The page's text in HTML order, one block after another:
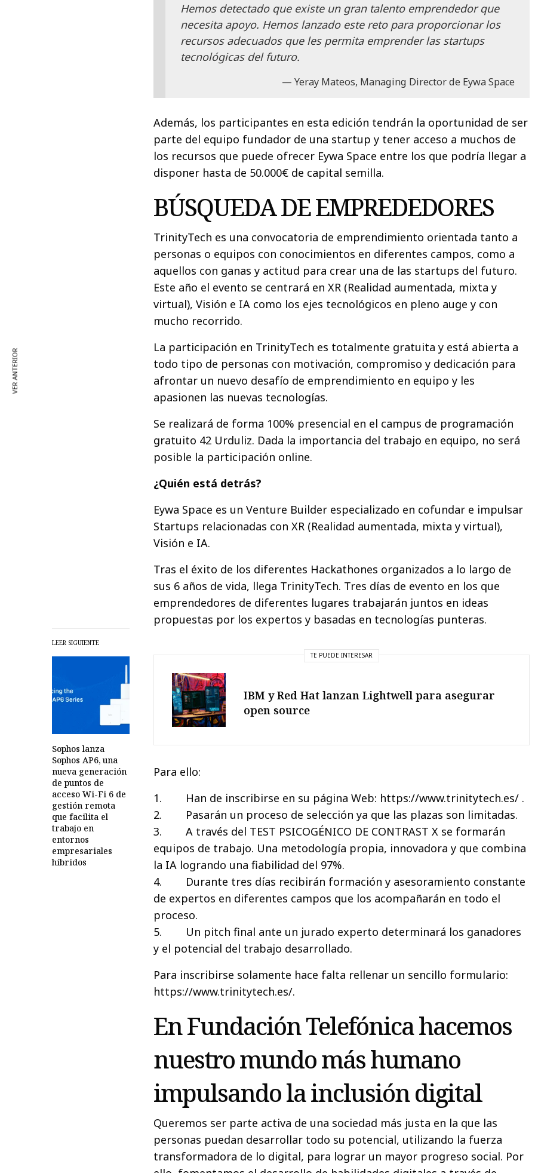
LEER SIGUIENTE
Sophos lanza
Sophos AP6, una
nueva generación
de puntos de
acceso Wi-Fi 6 de
gestión remota
que facilita el
trabajo en
entornos
empresariales
híbridos
Hemos detectado que existe un gran talento emprendedor que
necesita apoyo. Hemos lanzado este reto para proporcionar los
recursos adecuados que les permita emprender las startups
tecnológicas del futuro.
Yeray Mateos, Managing Director de Eywa Space
Además, los participantes en esta edición tendrán la oportunidad de ser
parte del equipo fundador de una startup y tener acceso a muchos de
los recursos que puede ofrecer Eywa Space entre los que podría llegar a
disponer hasta de 50.000€ de capital semilla.
BÚSQUEDA DE EMPREDEDORES
TrinityTech es una convocatoria de emprendimiento orientada tanto a
personas o equipos con conocimientos en diferentes campos, como a
aquellos con ganas y actitud para crear una de las startups del futuro.
Este año el evento se centrará en XR (Realidad aumentada, mixta y
virtual), Visión e IA como los ejes tecnológicos en pleno auge y con
mucho recorrido.
La participación en TrinityTech es totalmente gratuita y está abierta a
todo tipo de personas con motivación, compromiso y dedicación para
afrontar un nuevo desafío de emprendimiento en equipo y les
apasionen las nuevas tecnologías.
Se realizará de forma 100% presencial en el campus de programación
gratuito 42 Urduliz. Dada la importancia del trabajo en equipo, no será
posible la participación online.
¿Quién está detrás?
Eywa Space es un Venture Builder especializado en cofundar e impulsar
Startups relacionadas con XR (Realidad aumentada, mixta y virtual),
Visión e IA.
Tras el éxito de los diferentes Hackathones organizados a lo largo de
sus 6 años de vida, llega TrinityTech. Tres días de evento en los que
emprendedores de diferentes lugares trabajarán juntos en ideas
propuestas por los expertos y basadas en tecnologías punteras.
TE PUEDE INTERESAR
IBM y Red Hat lanzan Lightwell para asegurar
open source
Para ello:
1. Han de inscribirse en su página Web: https://www.trinitytech.es/ .
2. Pasarán un proceso de selección ya que las plazas son limitadas.
3. A través del TEST PSICOGÉNICO DE CONTRAST X se formarán
equipos de trabajo. Una metodología propia, innovadora y que combina
la IA logrando una fiabilidad del 97%.
4. Durante tres días recibirán formación y asesoramiento constante
de expertos en diferentes campos que los acompañarán en todo el
proceso.
5. Un pitch final ante un jurado experto determinará los ganadores
y el potencial del trabajo desarrollado.
Para inscribirse solamente hace falta rellenar un sencillo formulario:
https://www.trinitytech.es/.
En Fundación Telefónica hacemos
nuestro mundo más humano
impulsando la inclusión digital
Queremos ser parte activa de una sociedad más justa en la que las
personas puedan desarrollar todo su potencial, utilizando la fuerza
transformadora de lo digital, para lograr un mayor progreso social. Por
VER ANTERIOR